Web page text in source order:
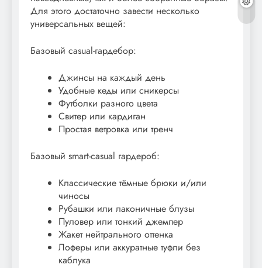
Для этого достаточно завести несколько
универсальных вещей:
Базовый casual-гардебор:
Джинсы на каждый день
Удобные кеды или сникерсы
Футболки разного цвета
Свитер или кардиган
Простая ветровка или тренч
Базовый smart-casual гардероб:
Классические тёмные брюки и/или
чиносы
Рубашки или лаконичные блузы
Пуловер или тонкий джемпер
Жакет нейтрального оттенка
Лоферы или аккуратные туфли без
каблука